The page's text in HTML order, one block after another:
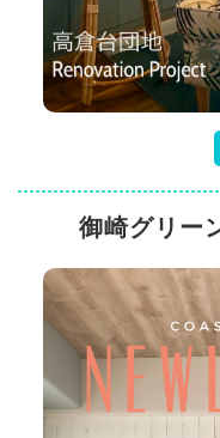
御崎グリー